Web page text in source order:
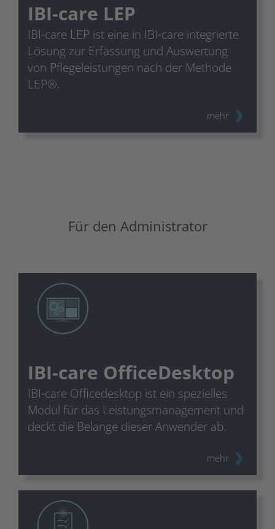
IBI-care LEP
IBI-care LEP ist eine in IBI-care integrierte
Lösung zur Erfassung und Auswertung
von Pflegeleistungen nach der Methode
LEP®.
mehr
Für den Administrator
IBI-care OfficeDesktop
IBI-care Officedesktop ist ein spezielles
Modul für das Leistungsmanagement und
deckt die Belange dieser Anwender ab.
mehr